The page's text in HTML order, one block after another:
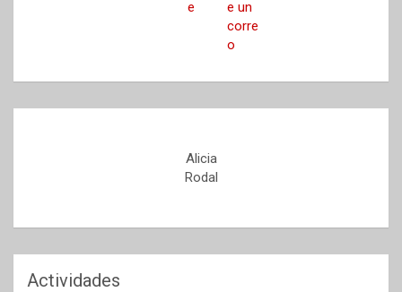
Alicia
Rodal
Actividades